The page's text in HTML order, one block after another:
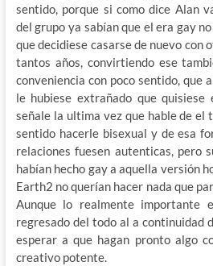
sentido, porque si como dice Alan
del grupo ya sabían que el era gay
que decidiese casarse de nuevo con
tantos años, convirtiendo ese
conveniencia con poco sentido, que
le hubiese extrañado que quisiese
señale la ultima vez que hable de el
sentido hacerle bisexual y de esa
relaciones fuesen autenticas, pero
habían hecho gay a aquella versión
Earth2 no querían hacer nada que
Aunque lo realmente importante
regresado del todo al a continuidad
esperar a que hagan pronto algo
creativo potente.